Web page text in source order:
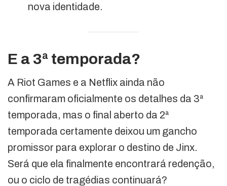
nova identidade.
E a 3ª temporada?
A Riot Games e a Netflix ainda não
confirmaram oficialmente os detalhes da 3ª
temporada, mas o final aberto da 2ª
temporada certamente deixou um gancho
promissor para explorar o destino de Jinx.
Será que ela finalmente encontrará redenção,
ou o ciclo de tragédias continuará?